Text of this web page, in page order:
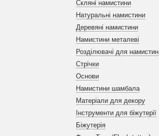
Скляні намистини
Натуральні намистини
Деревяні намистини
Намистини металеві
Розділювачі для намистин
Стрічки
Основи
Намистини шамбала
Матеріали для декору
Інструменти для біжутерії
Біжутерія